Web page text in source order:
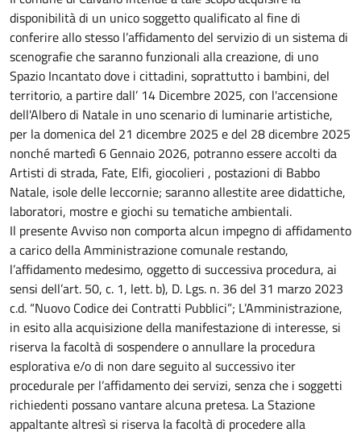
disponibilità di un unico soggetto qualificato al fine di
conferire allo stesso l’affidamento del servizio di un sistema di
scenografie che saranno funzionali alla creazione, di uno
Spazio Incantato dove i cittadini, soprattutto i bambini, del
territorio, a partire dall’ 14 Dicembre 2025, con l'accensione
dell'Albero di Natale in uno scenario di luminarie artistiche,
per la domenica del 21 dicembre 2025 e del 28 dicembre 2025
nonché martedì 6 Gennaio 2026, potranno essere accolti da
Artisti di strada, Fate, Elfi, giocolieri , postazioni di Babbo
Natale, isole delle leccornie; saranno allestite aree didattiche,
laboratori, mostre e giochi su tematiche ambientali.
Il presente Avviso non comporta alcun impegno di affidamento
a carico della Amministrazione comunale restando,
l’affidamento medesimo, oggetto di successiva procedura, ai
sensi dell’art. 50, c. 1, lett. b), D. Lgs. n. 36 del 31 marzo 2023
c.d. “Nuovo Codice dei Contratti Pubblici”; L’Amministrazione,
in esito alla acquisizione della manifestazione di interesse, si
riserva la facoltà di sospendere o annullare la procedura
esplorativa e/o di non dare seguito al successivo iter
procedurale per l’affidamento dei servizi, senza che i soggetti
richiedenti possano vantare alcuna pretesa. La Stazione
appaltante altresì si riserva la facoltà di procedere alla